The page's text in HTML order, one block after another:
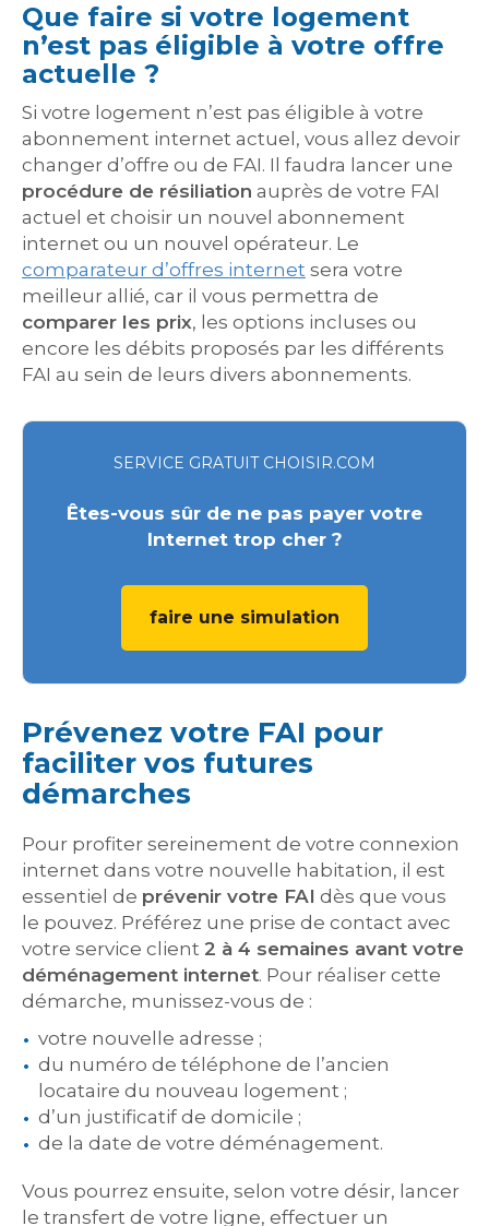
Que faire si votre logement
n’est pas éligible à votre offre
actuelle ?
Si votre logement n’est pas éligible à votre
abonnement internet actuel, vous allez devoir
changer d’offre ou de FAI. Il faudra lancer une
procédure de résiliation auprès de votre FAI
actuel et choisir un nouvel abonnement
internet ou un nouvel opérateur. Le
comparateur d’offres internet sera votre
meilleur allié, car il vous permettra de
comparer les prix, les options incluses ou
encore les débits proposés par les différents
FAI au sein de leurs divers abonnements.
SERVICE GRATUIT CHOISIR.COM
Êtes-vous sûr de ne pas payer votre
Internet trop cher ?
faire une simulation
Prévenez votre FAI pour
faciliter vos futures
démarches
Pour profiter sereinement de votre connexion
internet dans votre nouvelle habitation, il est
essentiel de prévenir votre FAI dès que vous
le pouvez. Préférez une prise de contact avec
votre service client 2 à 4 semaines avant votre
déménagement internet. Pour réaliser cette
démarche, munissez-vous de :
votre nouvelle adresse ;
du numéro de téléphone de l’ancien
locataire du nouveau logement ;
d’un justificatif de domicile ;
de la date de votre déménagement.
Vous pourrez ensuite, selon votre désir, lancer
le transfert de votre ligne, effectuer un